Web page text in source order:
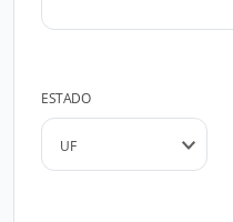
ESTADO